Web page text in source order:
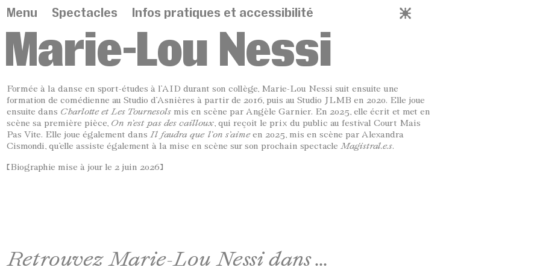
Menu Spectacles Infos pratiques et accessibilité
Marie-Lou Nessi
Formée à la danse en sport-études à l’AID durant son collège, Marie-Lou Nessi suit ensuite une
formation de comédienne au Studio d’Asnières à partir de 2016, puis au Studio JLMB en 2020. Elle joue
ensuite dans Charlotte et Les Tournesols mis en scène par Angèle Garnier. En 2025, elle écrit et met en
scène sa première pièce, On n’est pas des cailloux , qui reçoit le prix du public au festival Court Mais
Pas Vite. Elle joue également dans Il faudra que l’on s’aimeen 2025, mis en scène par Alexandra
Cismondi, qu’elle assiste également à la mise en scène sur son prochain spectacle Magistral.e.s.
[Biographie mise à jour le 2 juin 2026]
Retrouvez Marie-Lou Nessi dans ...
Panneau de gestion des cookies